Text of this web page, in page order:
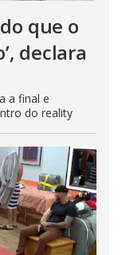
que o
declara
a final e
do reality